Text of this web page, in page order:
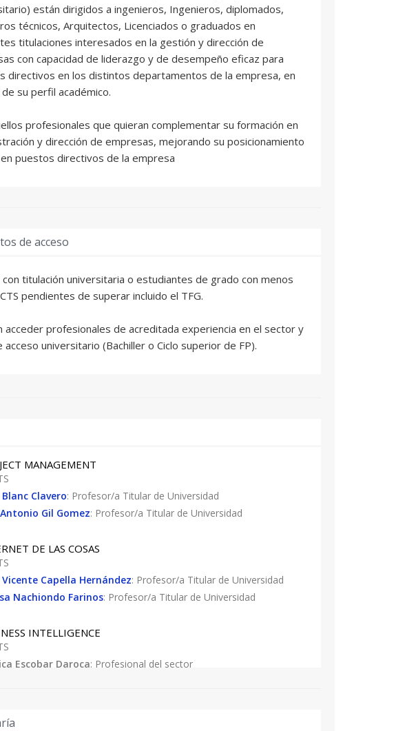
están dirigidos a ingenieros, Ingenieros, diplomados,
técnicos, Arquitectos, Licenciados o graduados en
titulaciones interesados en la gestión y dirección de
con capacidad de liderazgo y de desempeño eficaz para
directivos en los distintos departamentos de la empresa, en
su perfil académico.
profesionales que quieran complementar su formación en
y dirección de empresas, mejorando su posicionamiento
puestos directivos de la empresa
de acceso
con titulación universitaria o estudiantes de grado con menos
pendientes de superar incluido el TFG.
acceder profesionales de acreditada experiencia en el sector y
acceso universitario (Bachiller o Ciclo superior de FP).
MANAGEMENT
Clavero: Profesor/a Titular de Universidad
Antonio Gil Gomez: Profesor/a Titular de Universidad
DE LAS COSAS
Vicente Capella Hernández: Profesor/a Titular de Universidad
Nachiondo Farinos: Profesor/a Titular de Universidad
INTELLIGENCE
Escobar Daroca: Profesional del sector
Jose Ramirez Quintana